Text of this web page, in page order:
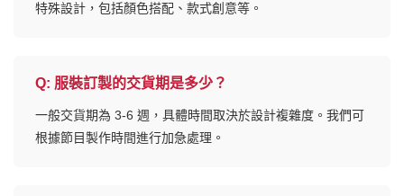
特殊設計，包括顏色搭配、款式創意等。
Q: 服裝訂製的交貨期是多少？
一般交貨期為 3-6 週，具體時間取決於設計複雜度。我們可
根據節目製作時間進行加急處理。